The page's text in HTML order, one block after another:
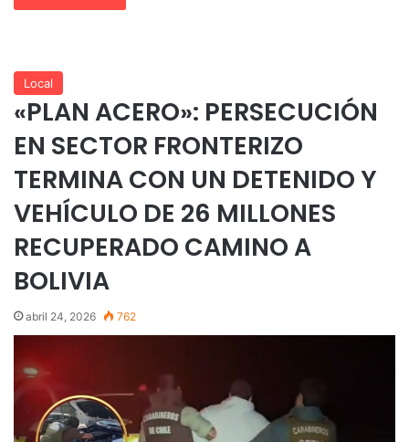
Local
«PLAN ACERO»: PERSECUCIÓN
EN SECTOR FRONTERIZO
TERMINA CON UN DETENIDO Y
VEHÍCULO DE 26 MILLONES
RECUPERADO CAMINO A
BOLIVIA
abril 24, 2026 762